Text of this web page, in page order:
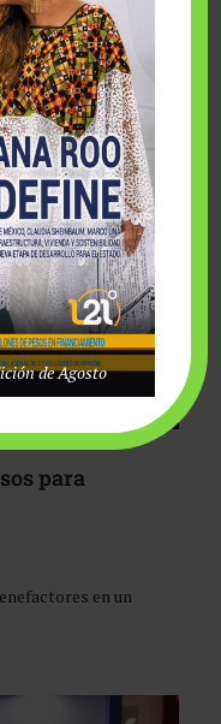
unieron
una …
para
en un
de Agosto